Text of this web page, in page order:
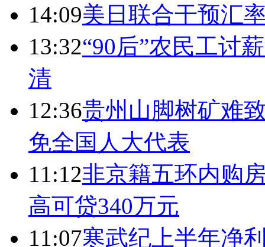
14:09美日联合干预汇
13:32“90后”农民工讨
清
12:36贵州山脚树矿难
免全国人大代表
11:12非京籍五环内购
高可贷340万元
11:07寒武纪上半年净